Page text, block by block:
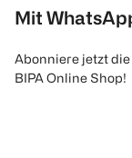
Mit
Abonniere jetzt die
BIPA Online Shop!